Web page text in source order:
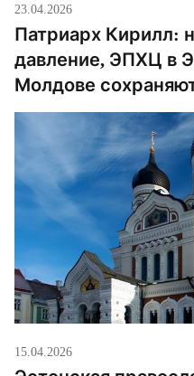
23.04.2026
Патриарх Кирилл:
давление, ЭПХЦ в
Молдове
15.04.2026